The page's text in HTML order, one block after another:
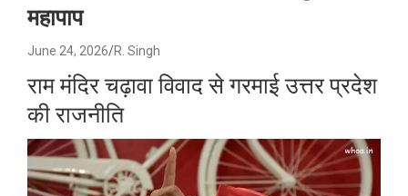
महापाप
June 24, 2026 R. Singh
राम मंदिर चढ़ावा विवाद से गरमाई उत्तर प्रदेश
की राजनीति